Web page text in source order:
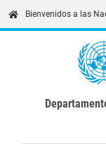
Bienvenidos a las